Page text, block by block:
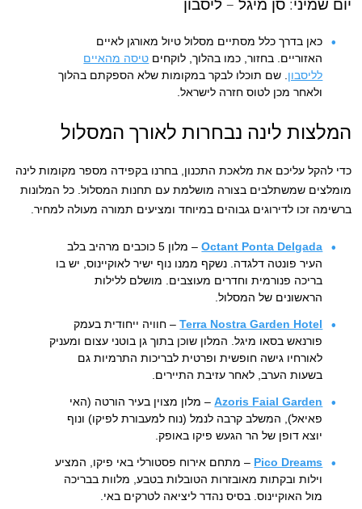
כאן בדרך כלל מסתיים מסלול טיול מאורגן לאיים
האזוריים. בחזור, כמו בהלוך, לוקחים טיסה מהאיים
לליסבון . שם תוכלו לבקר במקומות שלא הספקתם בהלוך
ולאחר מכן לטוס חזרה לישראל.
המלצות לינה נבחרות לאורך המסלול
כדי להקל עליכם את מלאכת התכנון, בחרנו בקפידה מספר מקומות לינה
מומלצים שמשתלבים בצורה מושלמת עם תחנות המסלול. כל המלונות
ברשימה זכו לדירוגים גבוהים במיוחד ומציעים תמורה מעולה למחיר.
Octant Ponta Delgada
– מלון 5 כוכבים מרהיב בלב
העיר פונטה דלגדה. נשקף ממנו נוף ישיר לאוקיינוס, יש בו
בריכה פנורמית וחדרים מעוצבים. מושלם ללילות
הראשונים של המסלול.
Terra Nostra Garden Hotel– חוויה ייחודית בעמק
פורנאש בסאו מיגל. המלון שוכן בתוך גן בוטני עצום ומעניק
לאורחיו גישה חופשית ופרטית לבריכות התרמיות גם
בשעות הערב, לאחר עזיבת התיירים.
Azoris Faial Garden– מלון מצוין בעיר הורטה (האי
פאיאל), המשלב קרבה לנמל (נוח למעבורת לפיקו) ונוף
יוצא דופן של הר הגעש פיקו באופק.
Pico Dreams – מתחם אירוח פסטורלי באי פיקו, המציע
וילות ובקתות מאובזרות הטובלות בטבע, מלוות בבריכה
מול האוקיינוס. בסיס נהדר ליציאה לטרקים באי.